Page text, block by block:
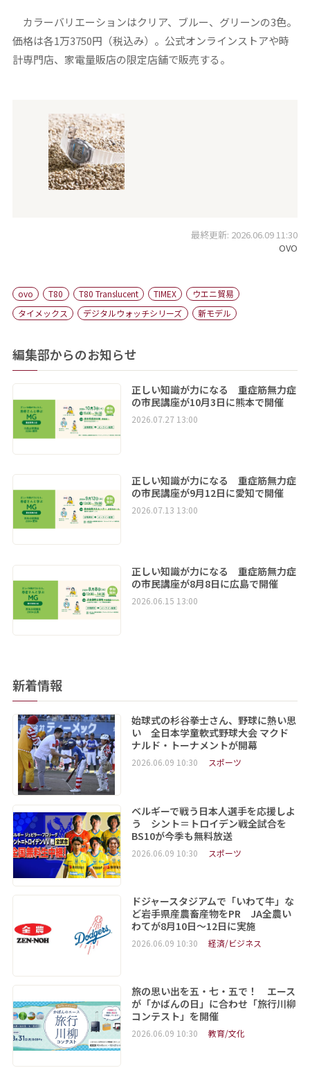
カラーバリエーションはクリア、ブルー、グリーンの3色。
価格は各1万3750円（税込み）。公式オンラインストアや時
計専門店、家電量販店の限定店舗で販売する。
最終更新: 2026.06.09 11:30
OVO
ovo T80 T80 Translucent TIMEX
ウエニ貿易
タイメックス
デジタルウォッチシリーズ 新モデル
編集部からのお知らせ
正しい知識が力になる 重症筋無力症
の市民講座が10月3日に熊本で開催
2026.07.27 13:00
正しい知識が力になる 重症筋無力症
の市民講座が9月12日に愛知で開催
2026.07.13 13:00
正しい知識が力になる 重症筋無力症
の市民講座が8月8日に広島で開催
2026.06.15 13:00
新着情報
始球式の杉谷拳士さん、野球に熱い思
い 全日本学童軟式野球大会 マクド
ナルド・トーナメントが開幕
2026.06.09 10:30 スポーツ
ベルギーで戦う日本人選手を応援しよ
う シント＝トロイデン戦全試合を
BS10が今季も無料放送
2026.06.09 10:30 スポーツ
ドジャースタジアムで「いわて牛」な
ど岩手県産農畜産物をPR JA全農い
わてが8月10日～12日に実施
2026.06.09 10:30 経済/ビジネス
旅の思い出を五・七・五で！ エース
が「かばんの日」に合わせ「旅行川柳
コンテスト」を開催
2026.06.09 10:30 教育/文化